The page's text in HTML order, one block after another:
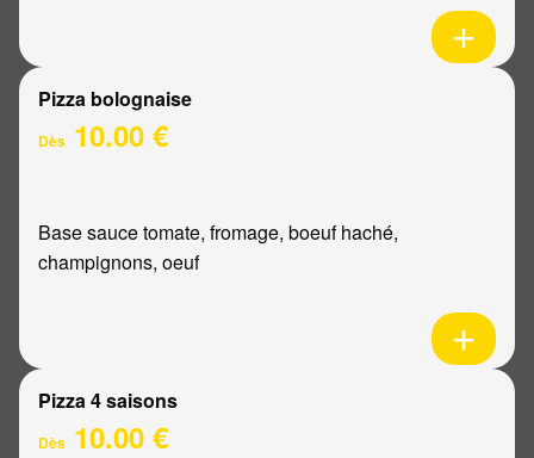
Pizza bolognaise
Dès 10.00 €
Base sauce tomate, fromage, boeuf haché,
champignons, oeuf
Pizza 4 saisons
Dès 10.00 €